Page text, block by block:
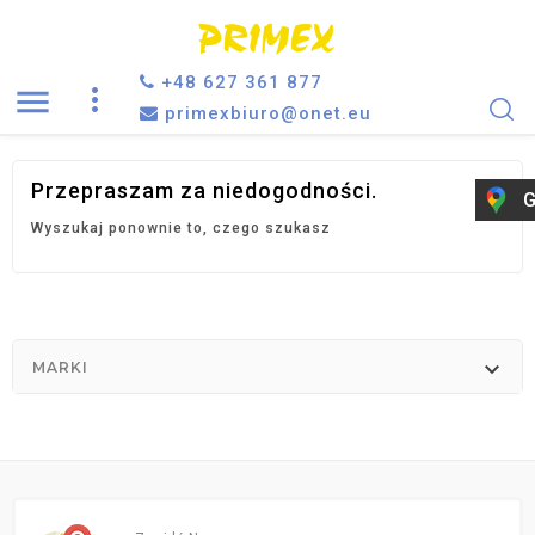

+48 627 361 877
primexbiuro@onet.eu
Przepraszam za niedogodności.
Wyszukaj ponownie to, czego szukasz
MARKI 